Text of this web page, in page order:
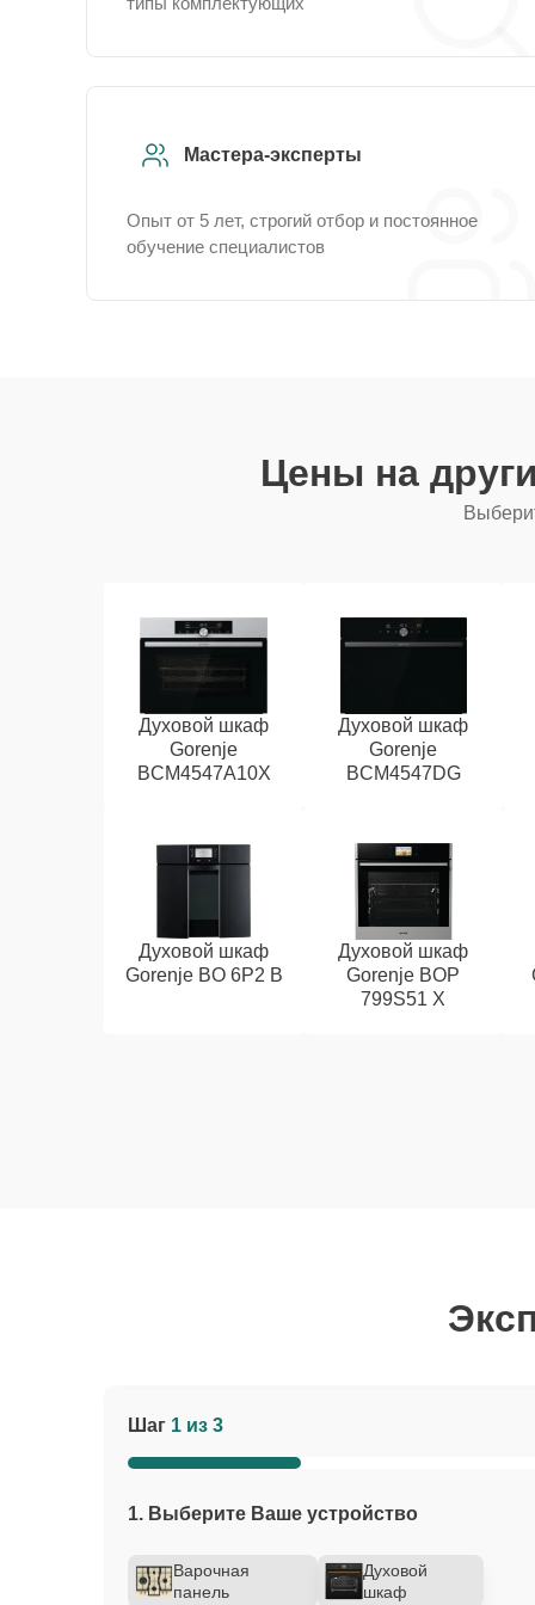
Мастера-эксперты
Опыт от 5 лет, строгий отбор и постоянное
обучение специалистов
Цены на
Духовой шкаф
Gorenje
BCM4547A10X
Духовой шкаф
Gorenje
BCM4547DG
Духовой шкаф
Gorenje BO 6P2 B
Духовой шкаф
Gorenje BOP
799S51 X
Шаг 1 из 3
1. Выберите Ваше устройство
Варочная
панель
Духовой
шкаф